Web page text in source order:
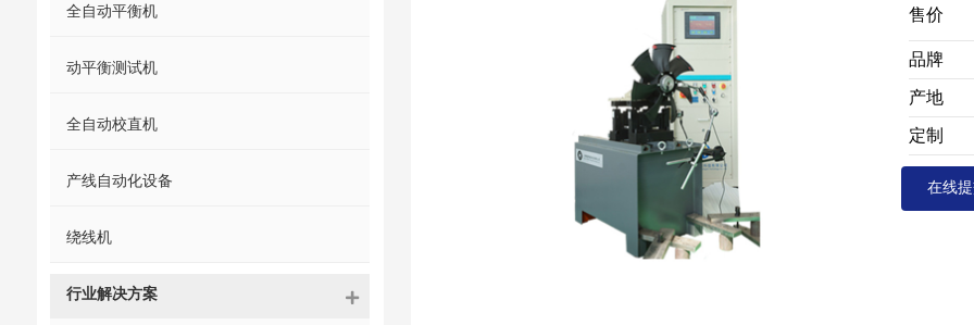
售价
品牌
产地
定制
在线
全自动平衡机
动平衡测试机
全自动校直机
产线自动化设备
绕线机
行业解决方案